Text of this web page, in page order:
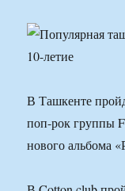
В Ташкенте
поп-рок группы
нового альбома